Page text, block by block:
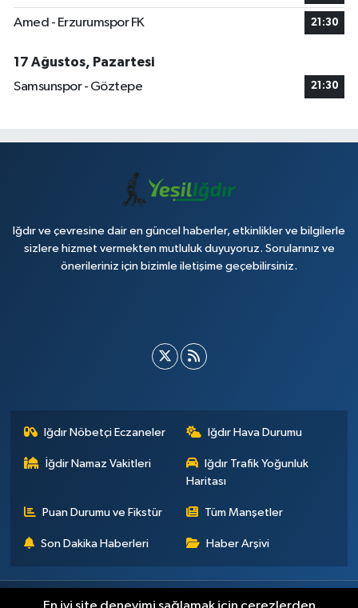
Amed - Erzurumspor FK 21:30
17 Ağustos, Pazartesi
Samsunspor - Göztepe
21:30
Iğdır ve çevresine dair en güncel haberler, etkinlikler ve bilgilerle
sizlere hizmet vermekten mutluluk duyuyoruz. Sorularınız ve
önerileriniz için bizimle iletişime geçebilirsiniz.
Iğdır Nöbetçi Eczaneler Iğdır Hava Durumu
İğdir Namaz Vakitleri
Iğdır Trafik Yoğunluk
Haritası
Puan Durumu ve Fikstür Tüm Manşetler
Son Dakika Haberleri Haber Arşivi
Künye İletişim Çerez Politikası Gizlilik ilkeleri